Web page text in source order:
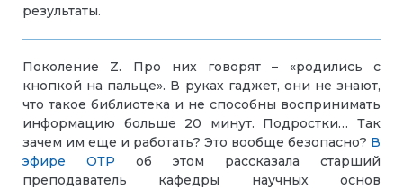
результаты.
Поколение Z. Про них говорят – «родились с
кнопкой на пальце». В руках гаджет, они не знают,
что такое библиотека и не способны воспринимать
информацию больше 20 минут. Подростки… Так
зачем им еще и работать? Это вообще безопасно? В
эфире ОТР об этом рассказала старший
преподаватель кафедры научных основ